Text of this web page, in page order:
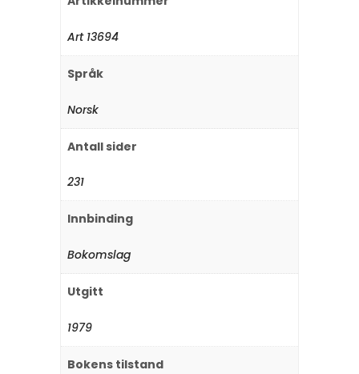
Art 13694
Språk
Norsk
Antall sider
231
Innbinding
Bokomslag
Utgitt
1979
Bokens tilstand